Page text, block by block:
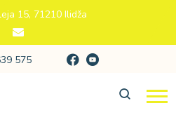
15, 71210 Ilidža
575